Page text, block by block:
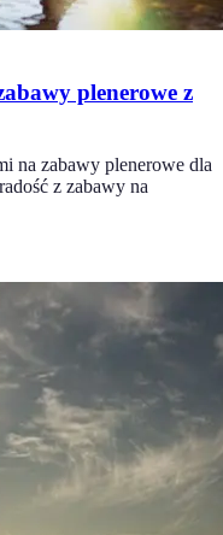
plenerowe z
na zabawy plenerowe dla
z zabawy na